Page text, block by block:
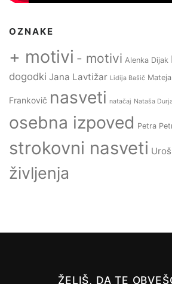
OZNAKE
+ motivi - motivi Alenka Dijak
dogodki Jana Lavtižar Lidija Bašič
Frankovič nasveti natačaj Nataša
osebna izpoved Petra
strokovni nasveti
življenja
ŽELIŠ, DA TE